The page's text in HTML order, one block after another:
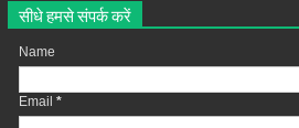
सीधे हमसे संपर्क करें
Name
Email *